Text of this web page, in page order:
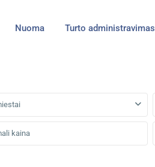
Nuoma Turto administravimas